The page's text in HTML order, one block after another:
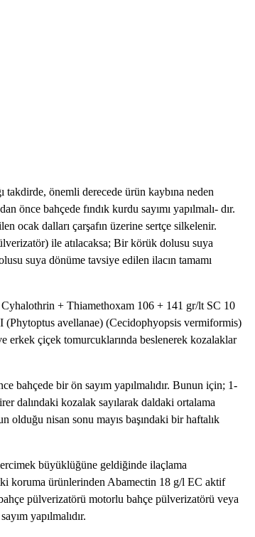
GEREKENLER
önemli derecede ürün kaybına neden
bahçede fındık kurdu sayımı yapılmalı- dır.
ocak dalları çarşafın üzerine sertçe silkelenir.
ile atılacaksa; Bir körük dolusu suya
suya dönüme tavsiye edilen ilacın tamamı
+ Thiamethoxam 106 + 141 gr/lt SC 10
(Cecidophyopsis vermiformis)
erkek çiçek tomurcuklarında beslenerek kozalaklar
bir ön sayım yapılmalıdır. Bunun için; 1-
dalındaki kozalak sayılarak daldaki ortalama
olduğu nisan sonu mayıs başındaki bir haftalık
büyüklüğüne geldiğinde ilaçlama
koruma ürünlerinden Abamectin 18 g/l EC aktif
pülverizatörü motorlu bahçe pülverizatörü veya
yapılmalıdır.